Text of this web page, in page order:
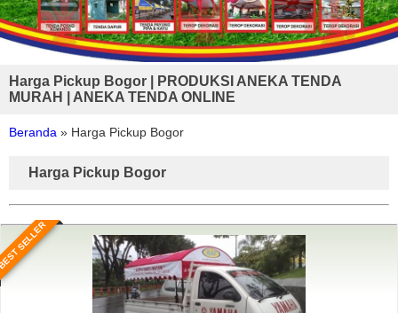
Harga Pickup Bogor | PRODUKSI ANEKA TENDA
MURAH | ANEKA TENDA ONLINE
Beranda » Harga Pickup Bogor
Harga Pickup Bogor
SELLER